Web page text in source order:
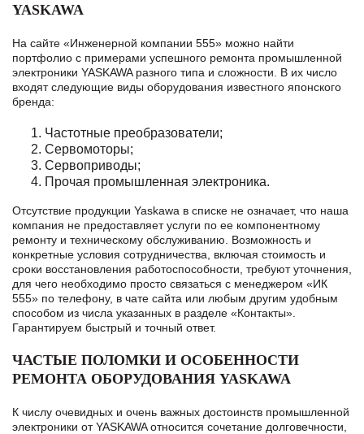
YASKAWA
На сайте «Инженерной компании 555» можно найти
портфолио с примерами успешного ремонта промышленной
электроники YASKAWA разного типа и сложности. В их число
входят следующие виды оборудования известного японского
бренда:
Частотные преобразователи;
Сервомоторы;
Сервоприводы;
Прочая промышленная электроника.
Отсутствие продукции Yaskawa в списке не означает, что наша
компания не предоставляет услуги по ее компонентному
ремонту и техническому обслуживанию. Возможность и
конкретные условия сотрудничества, включая стоимость и
сроки восстановления работоспособности, требуют уточнения,
для чего необходимо просто связаться с менеджером «ИК
555» по телефону, в чате сайта или любым другим удобным
способом из числа указанных в разделе «Контакты».
Гарантируем быстрый и точный ответ.
ЧАСТЫЕ ПОЛОМКИ И ОСОБЕННОСТИ
РЕМОНТА ОБОРУДОВАНИЯ YASKAWA
К числу очевидных и очень важных достоинств промышленной
электроники от YASKAWA относится сочетание долговечности,